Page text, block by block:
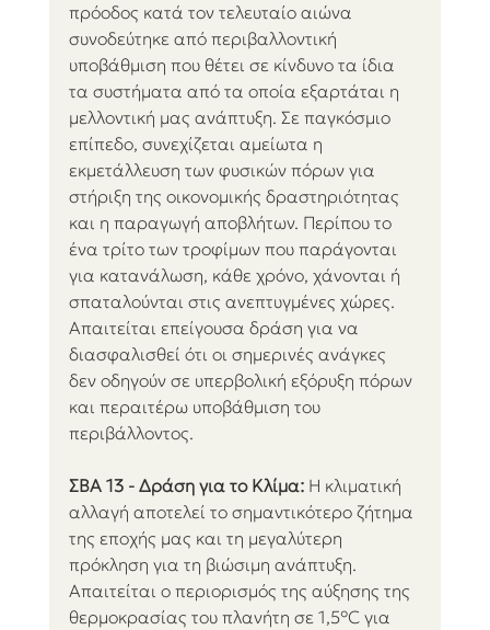
πρόοδος κατά τον τελευταίο αιώνα
συνοδεύτηκε από περιβαλλοντική
υποβάθμιση που θέτει σε κίνδυνο τα ίδια
τα συστήματα από τα οποία εξαρτάται η
μελλοντική μας ανάπτυξη. Σε παγκόσμιο
επίπεδο, συνεχίζεται αμείωτα η
εκμετάλλευση των φυσικών πόρων για
στήριξη της οικονομικής δραστηριότητας
και η παραγωγή αποβλήτων. Περίπου το
ένα τρίτο των τροφίμων που παράγονται
για κατανάλωση, κάθε χρόνο, χάνονται ή
σπαταλούνται στις ανεπτυγμένες χώρες.
Απαιτείται επείγουσα δράση για να
διασφαλισθεί ότι οι σημερινές ανάγκες
δεν οδηγούν σε υπερβολική εξόρυξη πόρων
και περαιτέρω υποβάθμιση του
περιβάλλοντος.
ΣΒΑ 13 - Δράση για το Κλίμα: Η κλιματική
αλλαγή αποτελεί το σημαντικότερο ζήτημα
της εποχής μας και τη μεγαλύτερη
πρόκληση για τη βιώσιμη ανάπτυξη.
Απαιτείται ο περιορισμός της αύξησης της
θερμοκρασίας του πλανήτη σε 1,5°C για